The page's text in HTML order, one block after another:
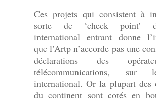
Ces projets qui consistent à
sorte de ‘check point’
international entrant donne
que l’Artp n’accorde pas une
déclarations des
télécommunications,
international. Or la plupart des
du continent sont cotés en